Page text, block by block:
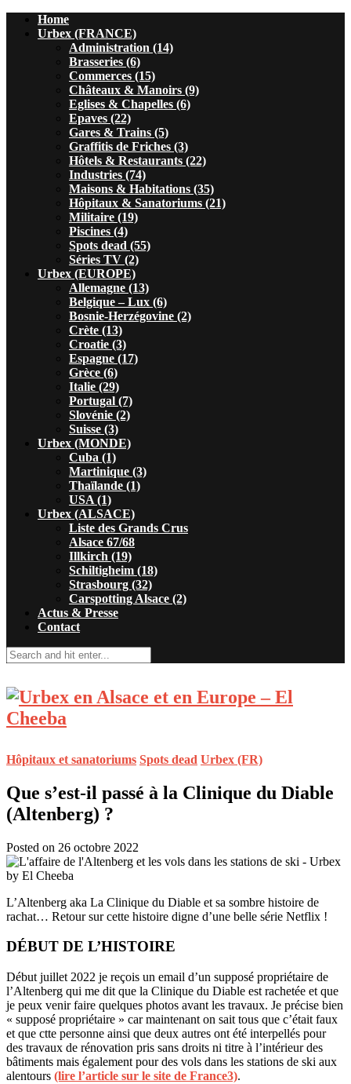
Home
Urbex (FRANCE)
Administration (14)
Brasseries (6)
Commerces (15)
Châteaux & Manoirs (9)
Eglises & Chapelles (6)
Epaves (22)
Gares & Trains (5)
Graffitis de Friches (3)
Hôtels & Restaurants (22)
Industries (74)
Maisons & Habitations (35)
Hôpitaux & Sanatoriums (21)
Militaire (19)
Piscines (4)
Spots dead (55)
Séries TV (2)
Urbex (EUROPE)
Allemagne (13)
Belgique – Lux (6)
Bosnie-Herzégovine (2)
Crète (13)
Croatie (3)
Espagne (17)
Grèce (6)
Italie (29)
Portugal (7)
Slovénie (2)
Suisse (3)
Urbex (MONDE)
Cuba (1)
Martinique (3)
Thaïlande (1)
USA (1)
Urbex (ALSACE)
Liste des Grands Crus
Alsace 67/68
Illkirch (19)
Schiltigheim (18)
Strasbourg (32)
Carspotting Alsace (2)
Actus & Presse
Contact
Hôpitaux et sanatoriums Spots dead Urbex (FR)
Que s’est-il passé à la Clinique du Diable
(Altenberg) ?
Posted on 26 octobre 2022
L’Altenberg aka La Clinique du Diable et sa sombre histoire de
rachat… Retour sur cette histoire digne d’une belle série Netflix !
DÉBUT DE L’HISTOIRE
Début juillet 2022 je reçois un email d’un supposé propriétaire de
l’Altenberg qui me dit que la Clinique du Diable est rachetée et que
je peux venir faire quelques photos avant les travaux. Je précise bien
« supposé propriétaire » car maintenant on sait tous que c’était faux
et que ctte personne ainsi que deux autres ont été interpellés pour
des travaux de rénovation pris sans droits ni titre à l’intérieur des
bâtiments mais également pour des vols dans les stations de ski aux
alentours (lire l’article sur le site de France3).